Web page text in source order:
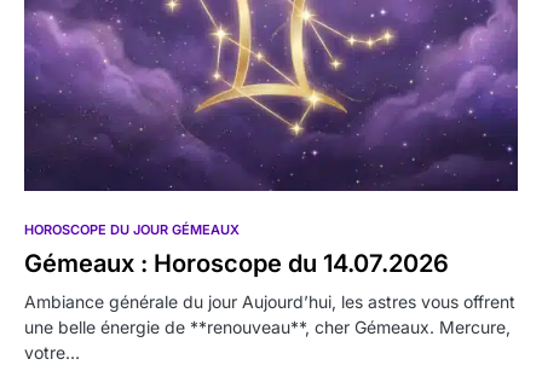
HOROSCOPE DU JOUR GÉMEAUX
Gémeaux : Horoscope du 14.07.2026
Ambiance générale du jour Aujourd’hui, les astres vous offrent
une belle énergie de **renouveau**, cher Gémeaux. Mercure,
votre…